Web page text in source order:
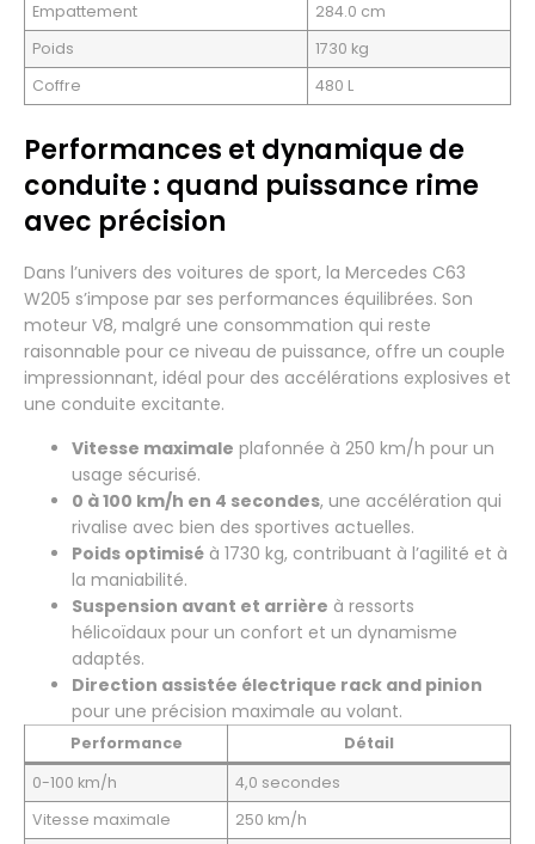
Empattement
284.0 cm
Poids
1730 kg
Coffre
480 L
Performances et dynamique de
conduite : quand puissance rime
avec précision
Dans l’univers des voitures de sport, la Mercedes C63
W205 s’impose par ses performances équilibrées. Son
moteur V8, malgré une consommation qui reste
raisonnable pour ce niveau de puissance, offre un couple
impressionnant, idéal pour des accélérations explosives et
une conduite excitante.
Vitesse maximale plafonnée à 250 km/h pour un
usage sécurisé.
0 à 100 km/h en 4 secondes, une accélération qui
rivalise avec bien des sportives actuelles.
Poids optimisé à 1730 kg, contribuant à l’agilité et à
la maniabilité.
Suspension avant et arrière à ressorts
hélicoïdaux pour un confort et un dynamisme
adaptés.
Direction assistée électrique rack and pinion
pour une précision maximale au volant.
Performance
Détail
0-100 km/h
4,0 secondes
Vitesse maximale
250 km/h